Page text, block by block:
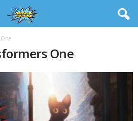
One
One